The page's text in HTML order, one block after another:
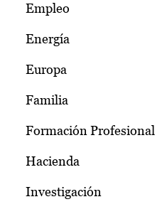
Empleo
Energía
Europa
Familia
Formación Profesional
Hacienda
Investigación